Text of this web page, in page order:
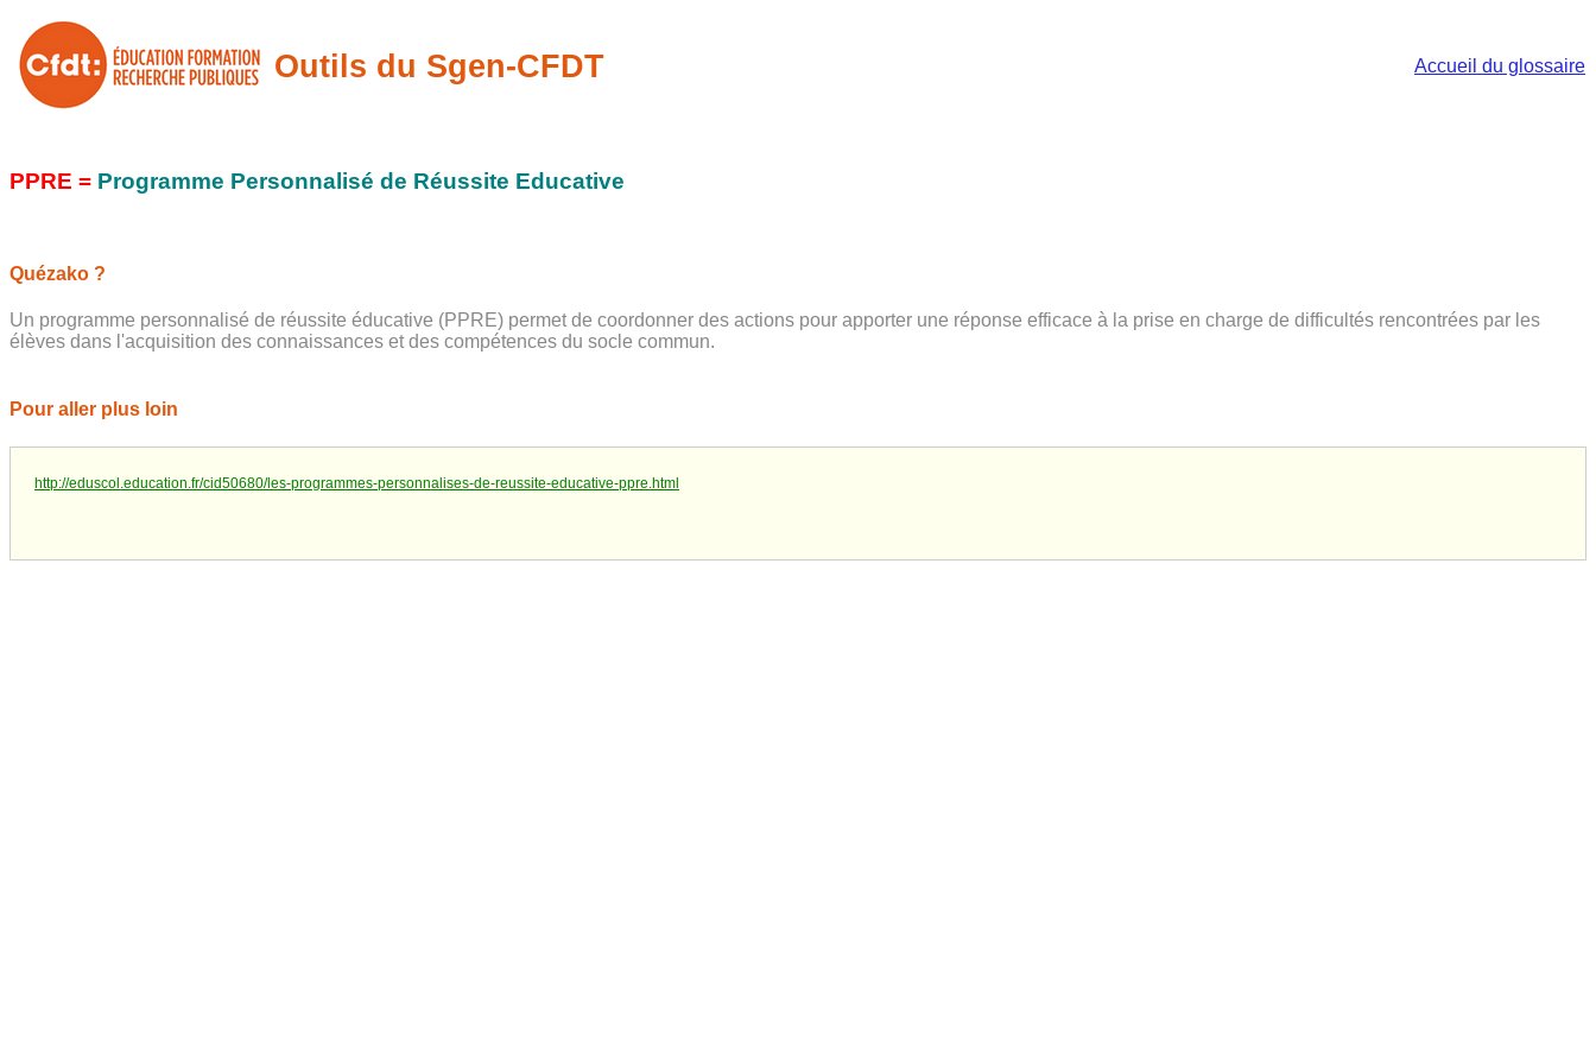
Outils du Sgen-CFDT Accueil du glossaire
PPRE = Programme Personnalisé de Réussite Educative
Quézako ?
Un programme personnalisé de réussite éducative (PPRE) permet de coordonner des actions pour apporter une réponse efficace à la prise en charge de difficultés rencontrées par les
élèves dans l'acquisition des connaissances et des compétences du socle commun.
Pour aller plus loin
http://eduscol.education.fr/cid50680/les-programmes-personnalises-de-reussite-educative-ppre.html